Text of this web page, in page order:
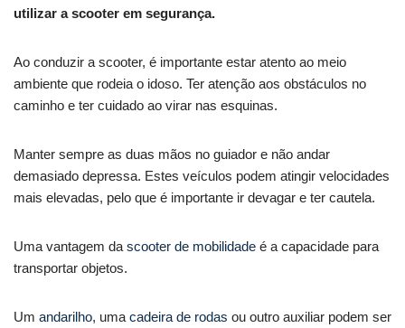
utilizar a scooter em segurança.
Ao conduzir a scooter, é importante estar atento ao meio
ambiente que rodeia o idoso. Ter atenção aos obstáculos no
caminho e ter cuidado ao virar nas esquinas.
Manter sempre as duas mãos no guiador e não andar
demasiado depressa. Estes veículos podem atingir velocidades
mais elevadas, pelo que é importante ir devagar e ter cautela.
Uma vantagem da scooter de mobilidade é a capacidade para
transportar objetos.
Um andarilho, uma cadeira de rodas ou outro auxiliar podem ser